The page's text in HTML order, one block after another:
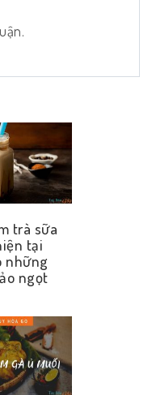
trà sữa
tại
những
ngọt